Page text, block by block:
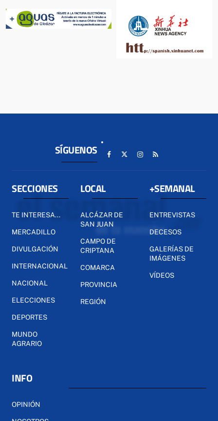
SÍGUENOS
SECCIONES
TE INTERESA...
MERCADILLO
DIVULGACIÓN
INTERNACIONAL
NACIONAL
ELECCIONES
DEPORTES
MUNDO
AGRARIO
LOCAL
ALCÁZAR DE
SAN JUAN
CAMPO DE
CRIPTANA
COMARCA
PROVINCIA
REGIÓN
+SEMANAL
ENTREVISTAS
DECESOS
GALERÍAS DE
IMÁGENES
VÍDEOS
INFO
OPINIÓN